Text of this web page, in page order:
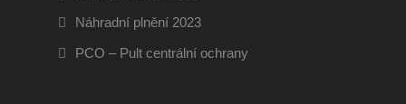
Náhradní plnění 2023
PCO – Pult centrální ochrany